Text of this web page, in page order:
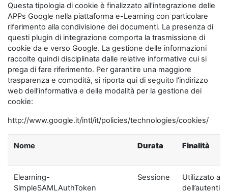
Questa tipologia di cookie è finalizzato all’integrazione delle
APPs Google nella piattaforma e-Learning con particolare
riferimento alla condivisione dei documenti. La presenza di
questi plugin di integrazione comporta la trasmissione di
cookie da e verso Google. La gestione delle informazioni
raccolte quindi disciplinata dalle relative informative cui si
prega di fare riferimento. Per garantire una maggiore
trasparenza e comodità, si riporta qui di seguito l’indirizzo
web dell’informativa e delle modalità per la gestione dei
cookie:
http://www.google.it/intl/it/policies/technologies/cookies/
Nome Durata Finalità
Elearning-
SimpleSAMLAuthToken
Sessione
Utilizzato ai